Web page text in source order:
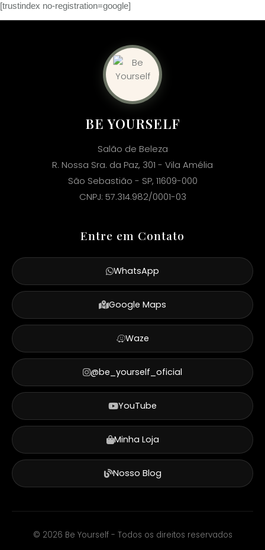
[trustindex no-registration=google]
BE YOURSELF
Salão de Beleza
R. Nossa Sra. da Paz, 301 - Vila Amélia
São Sebastião - SP, 11609-000
CNPJ: 57.314.982/0001-03
Entre em Contato
WhatsApp
Google Maps
Waze
@be_yourself_oficial
YouTube
Minha Loja
Nosso Blog
© 2026 Be Yourself - Todos os direitos reservados